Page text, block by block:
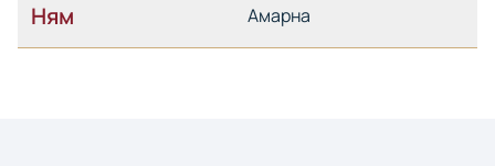
Ням Амарна